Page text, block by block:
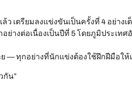
เตรียมลงแข่งขันเป็นครั้งที่ 4 อย่าง
างต่อเนื่องเป็นปีที่ 5 โดยภูมิประเท
— ทุกอย่างที่นักแข่งต้องใช้ฝึกฝีมือให้
กัน”